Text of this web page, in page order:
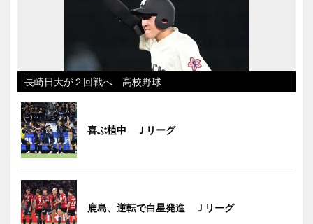
長崎日大が２回戦へ 高校野球
喜ぶ植中 Ｊリーグ
鹿島、逆転で白星発進 Ｊリーグ